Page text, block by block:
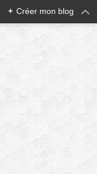
+ Créer mon blog